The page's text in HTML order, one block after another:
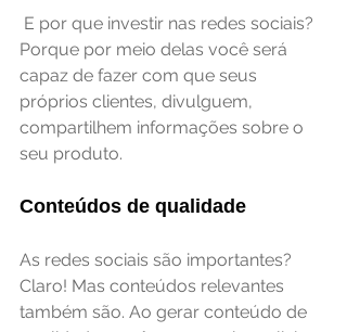
Porque por meio delas você será
capaz de fazer com que seus
próprios clientes, divulguem,
compartilhem informações sobre o
seu produto.
Conteúdos de qualidade
As redes sociais são importantes?
Claro! Mas conteúdos relevantes
também são. Ao gerar conteúdo de